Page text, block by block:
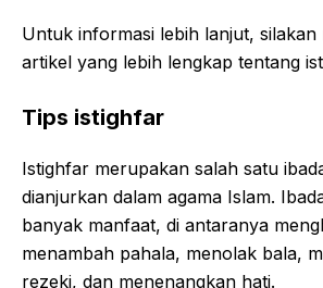
Untuk informasi lebih lanjut, silakan
artikel yang lebih lengkap tentang
Tips istighfar
Istighfar merupakan salah satu
dianjurkan dalam agama Islam.
banyak manfaat, di antaranya
menambah pahala, menolak bala,
rezeki, dan menenangkan hati.